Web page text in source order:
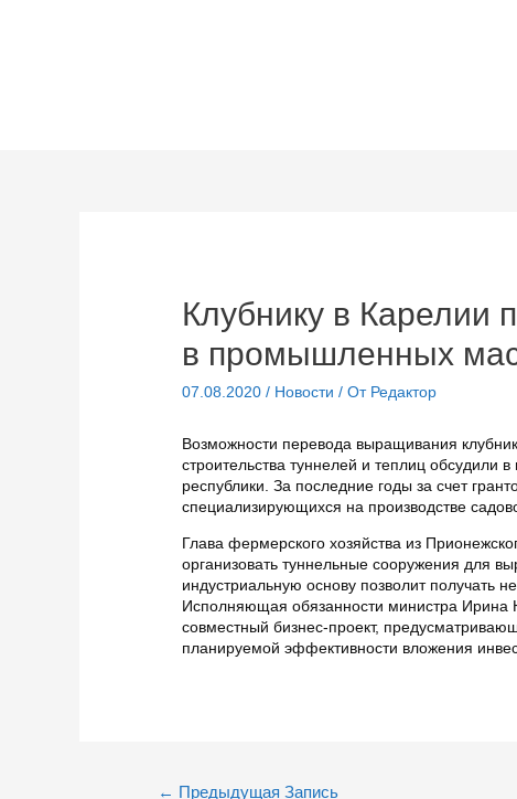
Клубнику в Карелии
в промышленных
07.08.2020 / Новости / От Редактор
Возможности перевода выращивания
строительства туннелей и теплиц обсудили
республики. За последние годы за счет
специализирующихся на производстве
Глава фермерского хозяйства из
организовать туннельные сооружения для
индустриальную основу позволит получать
Исполняющая обязанности министра Ирина
совместный бизнес-проект,
планируемой эффективности вложения
← Предыдущая Запись